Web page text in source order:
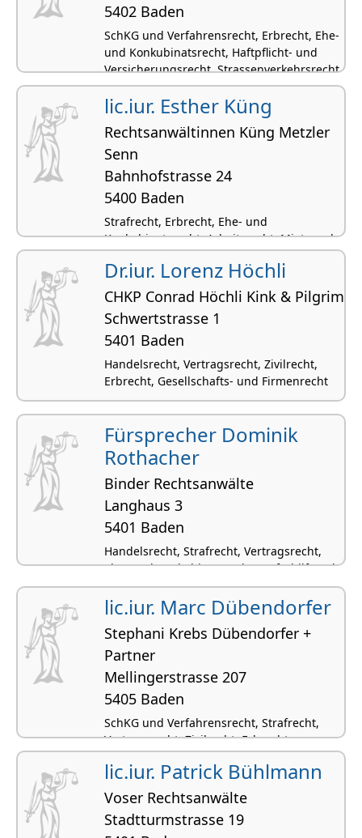
5402 Baden
SchKG und Verfahrensrecht, Erbrecht, Ehe-
und Konkubinatsrecht, Haftpflicht- und
Versicherungsrecht, Strassenverkehrsrecht
lic.iur. Esther Küng
Rechtsanwältinnen Küng Metzler
Senn
Bahnhofstrasse 24
5400 Baden
Strafrecht, Erbrecht, Ehe- und
Konkubinatsrecht, Arbeitsrecht, Miet- und
Pachtrecht
Dr.iur. Lorenz Höchli
CHKP Conrad Höchli Kink & Pilgrim
Schwertstrasse 1
5401 Baden
Handelsrecht, Vertragsrecht, Zivilrecht,
Erbrecht, Gesellschafts- und Firmenrecht
Fürsprecher Dominik
Rothacher
Binder Rechtsanwälte
Langhaus 3
5401 Baden
Handelsrecht, Strafrecht, Vertragsrecht,
Ehe- und Konkubinatsrecht, Opferhilferecht
lic.iur. Marc Dübendorfer
Stephani Krebs Dübendorfer +
Partner
Mellingerstrasse 207
5405 Baden
SchKG und Verfahrensrecht, Strafrecht,
Vertragsrecht, Zivilrecht, Erbrecht
lic.iur. Patrick Bühlmann
Voser Rechtsanwälte
Stadtturmstrasse 19